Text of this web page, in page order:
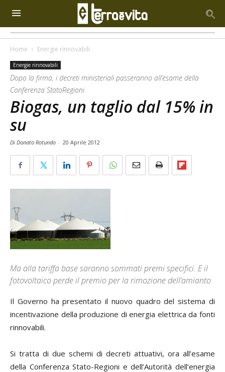
Home Energie rinnovabili
Energie rinnovabili
Dopo la firma, i decreti ministeriali passeranno all’esame della
Conferenza StatoRegioni
Biogas, un taglio dal 15% in
su
Di Donato Rotundo - 20 Aprile 2012
Ma alla tariffa base saranno sommati premi specifici. E il
fotovoltaico perde il premio per la rimozione dell’amianto
Il Governo ha presentato il nuovo quadro del sistema di
incentivazione della produzione di energia elettrica da fonti
rinnovabili.
Si tratta di due schemi di decreti attuativi, ora all’esame
della Conferenza Stato-Regioni e dell’Autorità dell’energia